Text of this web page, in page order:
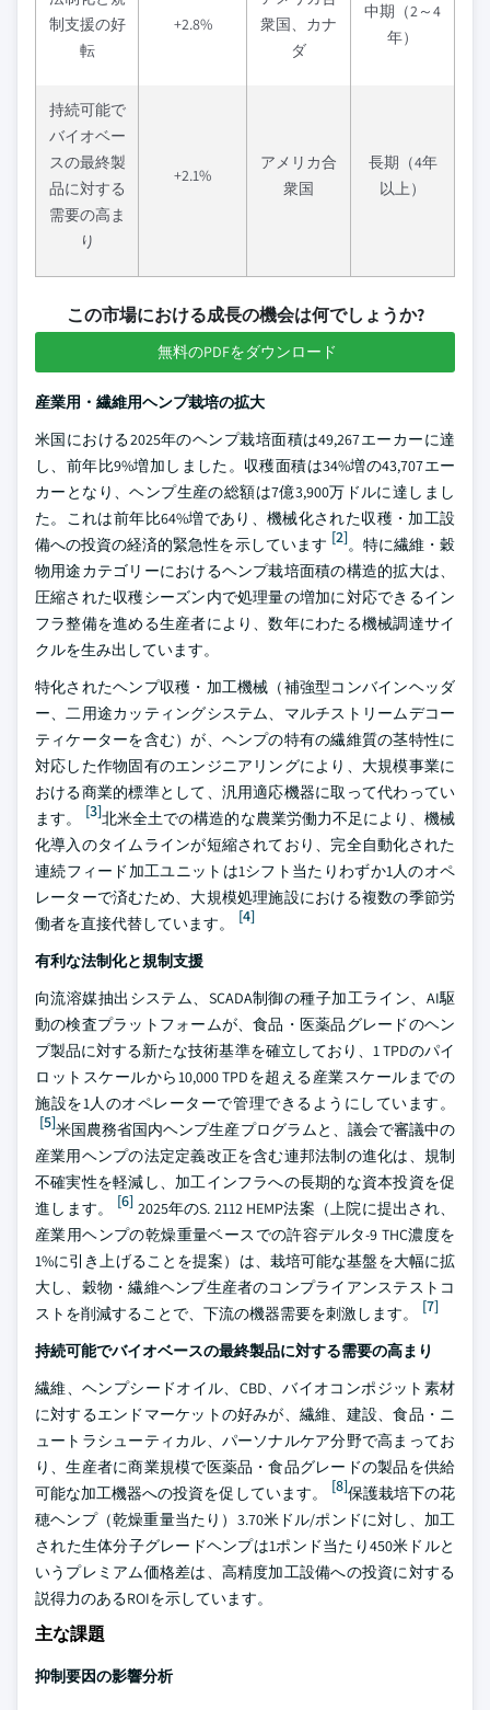
制支援の好
転
+2.8%
衆国、カナ
ダ
中期（2～4
年）
持続可能で
バイオベー
スの最終製
品に対する
需要の高ま
り
+2.1%
アメリカ合
衆国
長期（4年
以上）
この市場における成長の機会は何でしょうか?
無料のPDFをダウンロード
産業用・繊維用ヘンプ栽培の拡大
米国における2025年のヘンプ栽培面積は49,267エーカーに達
し、前年比9%増加しました。収穫面積は34%増の43,707エー
カーとなり、ヘンプ生産の総額は7億3,900万ドルに達しまし
た。これは前年比64%増であり、機械化された収穫・加工設
備への投資の経済的緊急性を示しています [2]。特に繊維・穀
物用途カテゴリーにおけるヘンプ栽培面積の構造的拡大は、
圧縮された収穫シーズン内で処理量の増加に対応できるイン
フラ整備を進める生産者により、数年にわたる機械調達サイ
クルを生み出しています。
特化されたヘンプ収穫・加工機械（補強型コンバインヘッダ
ー、二用途カッティングシステム、マルチストリームデコー
ティケーターを含む）が、ヘンプの特有の繊維質の茎特性に
対応した作物固有のエンジニアリングにより、大規模事業に
おける商業的標準として、汎用適応機器に取って代わってい
ます。
[3]北米全土での構造的な農業労働力不足により、機械
化導入のタイムラインが短縮されており、完全自動化された
連続フィード加工ユニットは1シフト当たりわずか1人のオペ
レーターで済むため、大規模処理施設における複数の季節労
働者を直接代替しています。
[4]
有利な法制化と規制支援
向流溶媒抽出システム、SCADA制御の種子加工ライン、AI駆
動の検査プラットフォームが、食品・医薬品グレードのヘン
プ製品に対する新たな技術基準を確立しており、1 TPDのパイ
ロットスケールから10,000 TPDを超える産業スケールまでの
施設を1人のオペレーターで管理できるようにしています。
[5]米国農務省国内ヘンプ生産プログラムと、議会で審議中の
産業用ヘンプの法定定義改正を含む連邦法制の進化は、規制
不確実性を軽減し、加工インフラへの長期的な資本投資を促
進します。
[6] 2025年のS. 2112 HEMP法案（上院に提出され、
産業用ヘンプの乾燥重量ベースでの許容デルタ-9 THC濃度を
1%に引き上げることを提案）は、栽培可能な基盤を大幅に拡
大し、穀物・繊維ヘンプ生産者のコンプライアンステストコ
ストを削減することで、下流の機器需要を刺激します。
[7]
持続可能でバイオベースの最終製品に対する需要の高まり
繊維、ヘンプシードオイル、CBD、バイオコンポジット素材
に対するエンドマーケットの好みが、繊維、建設、食品・ニ
ュートラシューティカル、パーソナルケア分野で高まってお
り、生産者に商業規模で医薬品・食品グレードの製品を供給
可能な加工機器への投資を促しています。
[8]保護栽培下の花
穂ヘンプ（乾燥重量当たり）3.70米ドル/ポンドに対し、加工
された生体分子グレードヘンプは1ポンド当たり450米ドルと
いうプレミアム価格差は、高精度加工設備への投資に対する
説得力のあるROIを示しています。
主な課題
抑制要因の影響分析